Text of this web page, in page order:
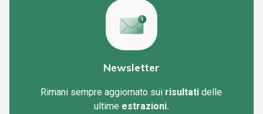
Newsletter
Rimani sempre aggiornato sui risultati delle
ultime estrazioni.